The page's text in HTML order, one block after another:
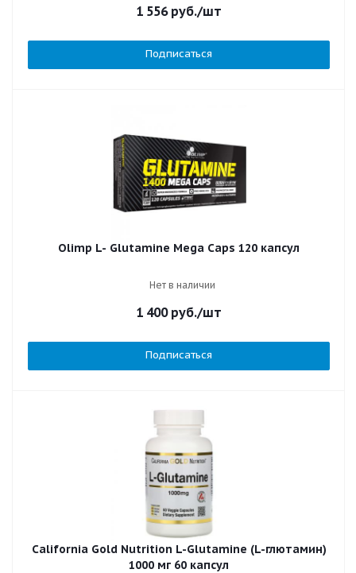
1 556руб./шт
Подписаться
Olimp L- Glutamine Mega Caps 120 капсул
Нет в наличии
1 400руб./шт
Подписаться
California Gold Nutrition L-Glutamine (L-глютамин)
1000 мг 60 капсул